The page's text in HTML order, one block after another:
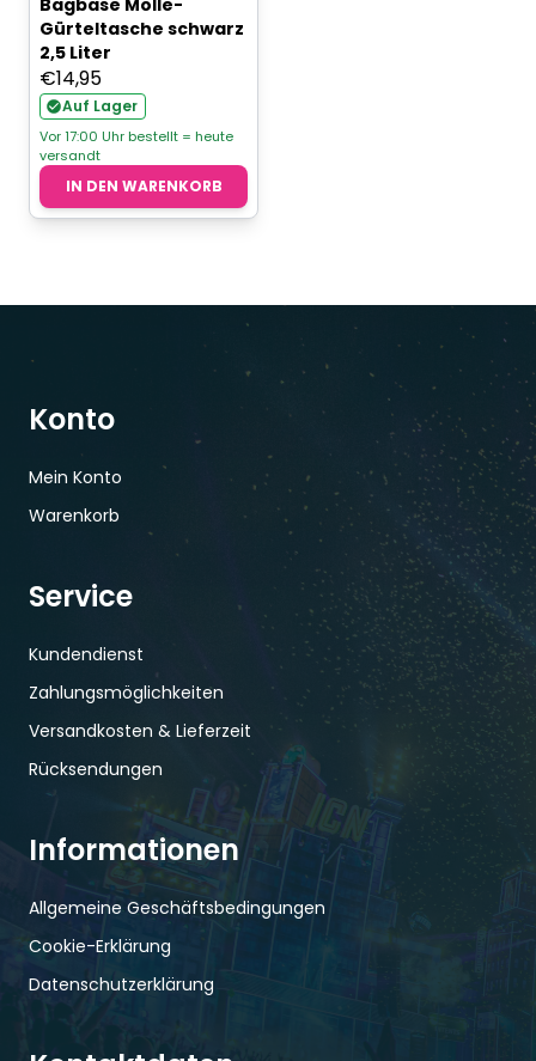
Bagbase Molle-
Gürteltasche schwarz
2,5 Liter
€14,95
Auf Lager
Vor 17:00 Uhr bestellt = heute
versandt
IN DEN WARENKORB
Konto
Mein Konto
Warenkorb
Service
Kundendienst
Zahlungsmöglichkeiten
Versandkosten & Lieferzeit
Rücksendungen
Informationen
Allgemeine Geschäftsbedingungen
Cookie-Erklärung
Datenschutzerklärung